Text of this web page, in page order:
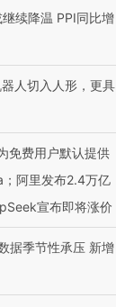
续降温 PPI同比增
人切入人形，更具
免费用户默认提供
阿里发布2.4万亿
宣布即将涨价
据季节性承压 新增